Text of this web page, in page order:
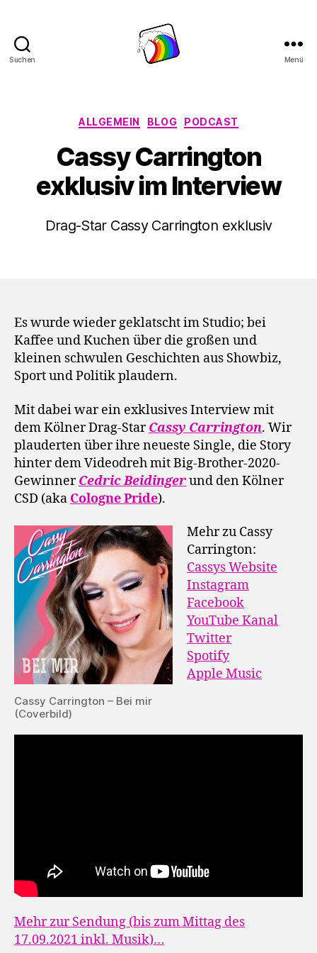
Suchen Menü
Kategorien
ALLGEMEIN BLOG PODCAST
Cassy Carrington
exklusiv im Interview
Drag-Star Cassy Carrington exklusiv
Es wurde wieder geklatscht im Studio; bei
Kaffee und Kuchen über die großen und
kleinen schwulen Geschichten aus Showbiz,
Sport und Politik plaudern.
Mit dabei war ein exklusives Interview mit
dem Kölner Drag-StarCassy Carrington. Wir
plauderten über ihre neueste Single, die Story
hinter dem Videodreh mit Big-Brother-2020-
GewinnerCedric Beidingerund den Kölner
CSD (aka Cologne Pride).
Cassy Carrington – Bei mir
(Coverbild)
Mehr zu Cassy
Carrington:
Cassys Website
Instagram
Facebook
YouTube Kanal
Twitter
Spotify
Apple Music
Mehr zur Sendung (bis zum Mittag des
17.09.2021 inkl. Musik)…